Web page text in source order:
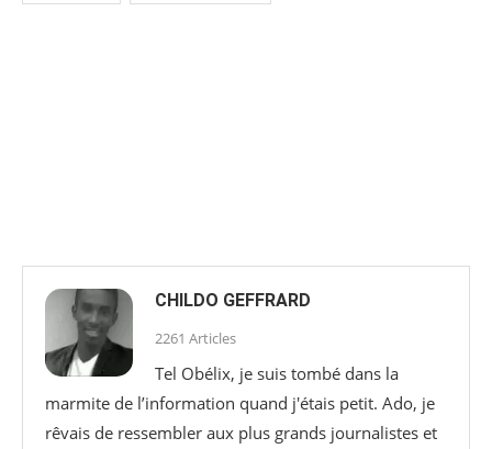
CHILDO GEFFRARD
2261 Articles
Tel Obélix, je suis tombé dans la
marmite de l’information quand j'étais petit. Ado, je
rêvais de ressembler aux plus grands journalistes et